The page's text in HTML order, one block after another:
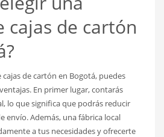
cajas de cartón
cajas de cartón en Bogotá, puedes
En primer lugar, contarás
lo que significa que podrás reducir
envío. Además, una fábrica local
a tus necesidades y ofrecerte